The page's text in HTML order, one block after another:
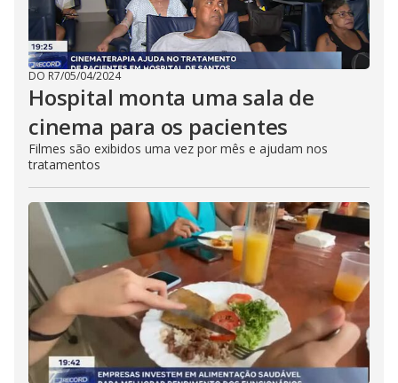
DO R7/05/04/2024
Hospital monta uma sala de
cinema para os pacientes
Filmes são exibidos uma vez por mês e ajudam nos
tratamentos